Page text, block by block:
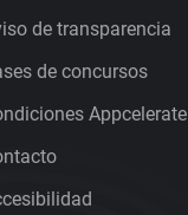
de transparencia
de concursos
Appcelerate